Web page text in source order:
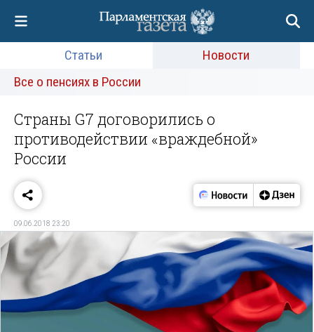
Статьи
Новости
Все о пенсиях в России
Страны G7 договорились о
противодействии «враждебной»
России
09.06.2018 23:20